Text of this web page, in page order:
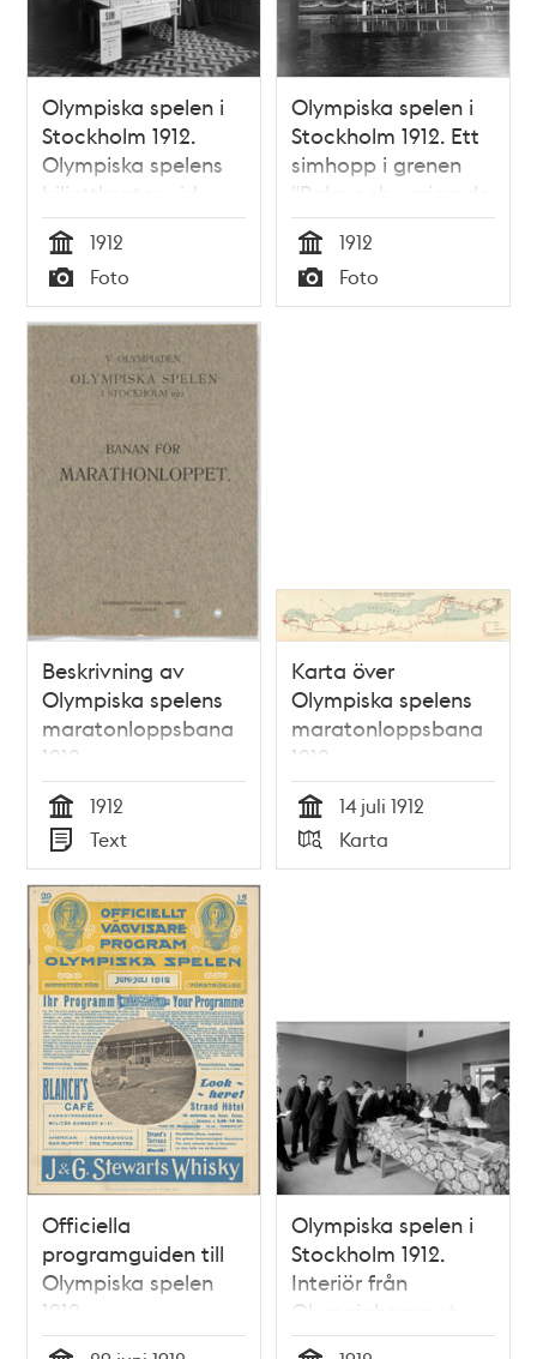
Olympiska spelen i
Stockholm 1912.
Olympiska spelens
biljettkontor vid
Norrmalmstorg 4
med en modell över
Stockholms Stadion.
Tid
1912
Typ
Foto
Olympiska spelen i
Stockholm 1912. Ett
simhopp i grenen
"Raka och varierade
hopp" vid den
olympiska
Simstadion i
Djurgårdsbrunnsviken.
Tid
1912
Typ
Foto
Beskrivning av
Olympiska spelens
maratonloppsbana
1912
Tid
1912
Typ
Text
Karta över
Olympiska spelens
maratonloppsbana
1912
Tid
14 juli 1912
Typ
Karta
Officiella
programguiden till
Olympiska spelen
1912
Olympiska spelen i
Stockholm 1912.
Interiör från
Olympiahemmet.